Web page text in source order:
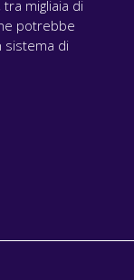
migliaia di
potrebbe
di